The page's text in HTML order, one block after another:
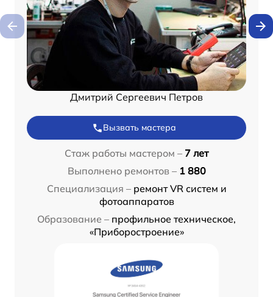
Дмитрий Сергеевич Петров
Вызвать мастера
Стаж работы мастером – 7 лет
Выполнено ремонтов – 1 880
Специализация – ремонт VR систем и
фотоаппаратов
Образование – профильное техническое,
«Приборостроение»